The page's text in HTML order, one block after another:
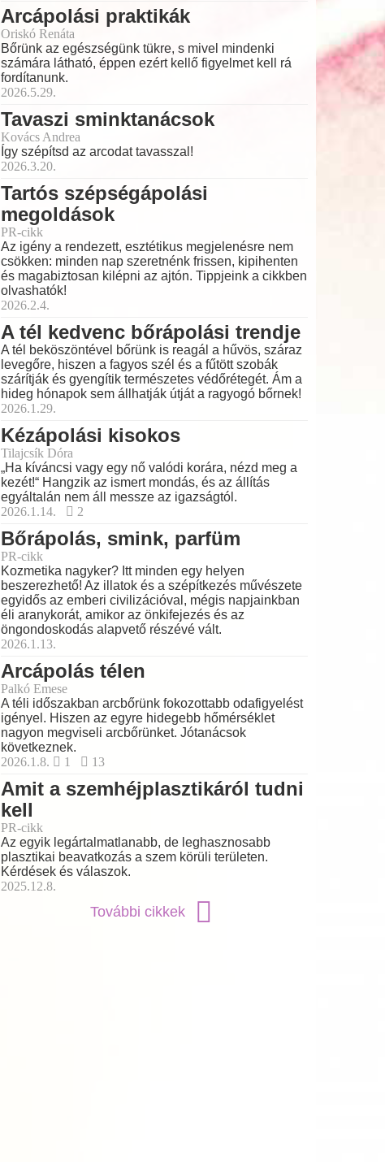
Arcápolási praktikák
Oriskó Renáta
Bőrünk az egészségünk tükre, s mivel mindenki
számára látható, éppen ezért kellő figyelmet kell rá
fordítanunk.
2026.5.29.
Tavaszi sminktanácsok
Kovács Andrea
Így szépítsd az arcodat tavasszal!
2026.3.20.
Tartós szépségápolási
megoldások
PR-cikk
Az igény a rendezett, esztétikus megjelenésre nem
csökken: minden nap szeretnénk frissen, kipihenten
és magabiztosan kilépni az ajtón. Tippjeink a cikkben
olvashatók!
2026.2.4.
A tél kedvenc bőrápolási trendje
A tél beköszöntével bőrünk is reagál a hűvös, száraz
levegőre, hiszen a fagyos szél és a fűtött szobák
szárítják és gyengítik természetes védőrétegét. Ám a
hideg hónapok sem állhatják útját a ragyogó bőrnek!
2026.1.29.
Kézápolási kisokos
Tilajcsík Dóra
„Ha kíváncsi vagy egy nő valódi korára, nézd meg a
kezét!“ Hangzik az ismert mondás, és az állítás
egyáltalán nem áll messze az igazságtól.
2026.1.14.
2
Bőrápolás, smink, parfüm
PR-cikk
Kozmetika nagyker? Itt minden egy helyen
beszerezhető! Az illatok és a szépítkezés művészete
egyidős az emberi civilizációval, mégis napjainkban
éli aranykorát, amikor az önkifejezés és az
öngondoskodás alapvető részévé vált.
2026.1.13.
Arcápolás télen
Palkó Emese
A téli időszakban arcbőrünk fokozottabb odafigyelést
igényel. Hiszen az egyre hidegebb hőmérséklet
nagyon megviseli arcbőrünket. Jótanácsok
következnek.
2026.1.8.
1 13
Amit a szemhéjplasztikáról tudni
kell
PR-cikk
Az egyik legártalmatlanabb, de leghasznosabb
plasztikai beavatkozás a szem körüli területen.
Kérdések és válaszok.
2025.12.8.
További cikkek